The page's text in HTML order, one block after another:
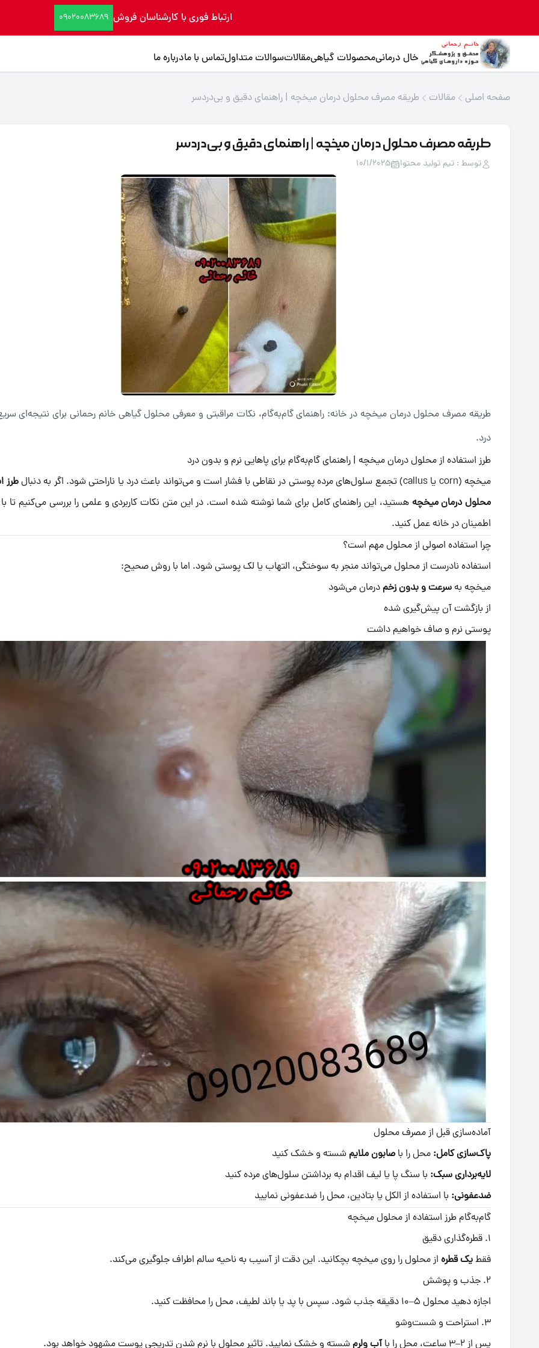
ارتباط فوری با کارشناسان فروش 09020083689
خال درمانیمحصولات گیاهیمقالاتسوالات متداولتماس با مادرباره ما
صفحه اصلی مقالات طریقه مصرف محلول درمان میخچه | راهنمای دقیق و بی‌دردسر
طریقه مصرف محلول درمان میخچه | راهنمای دقیق و بی‌دردسر
توسط : تیم تولید محتوا 10/1/2025
طریقه مصرف محلول درمان میخچه در خانه: راهنمای گام‌به‌گام، نکات مراقبتی و معرفی محلول گیاهی خانم رحمانی برای نتیجه‌ای
درد.
طرز استفاده از محلول درمان میخچه | راهنمای گام‌به‌گام برای پاهایی نرم و بدون درد
میخچه (corn یا callus) تجمع سلول‌های مرده پوستی در نقاطی با فشار است و می‌تواند باعث درد یا ناراحتی شود. اگر به دنبال
طرز
محلول درمان میخچه هستید، این راهنمای کامل برای شما نوشته شده است. در این متن نکات کاربردی و علمی را بررسی می‌کنیم تا
اطمینان در خانه عمل کنید.
چرا استفاده اصولی از محلول مهم است؟
استفاده نادرست از محلول می‌تواند منجر به سوختگی، التهاب یا لک پوستی شود. اما با روش صحیح:
میخچه بهسرعت و بدون زخمدرمان می‌شود
از بازگشت آن پیش‌گیری شده
پوستی نرم و صاف خواهیم داشت
آماده‌سازی قبل از مصرف محلول
پاک‌سازی کامل: محل را باصابون ملایمشسته و خشک کنید
لایه‌برداری سبک: با سنگ پا یا لیف اقدام به برداشتن سلول‌های مرده کنید
ضدعفونی: با استفاده از الکل یا بتادین، محل را ضدعفونی نمایید
گام‌به‌گام طرز استفاده از محلول میخچه
۱. قطره‌گذاری دقیق
فقطیک قطره از محلول را روی میخچه بچکانید. این دقت از آسیب به ناحیه سالم اطراف جلوگیری می‌کند.
۲. جذب و پوشش
اجازه دهید محلول ۵–۱۰ دقیقه جذب شود. سپس با پد یا باند لطیف، محل را محافظت کنید.
۳. استراحت و شست‌وشو
پس از ۲–۳ ساعت، محل را با
آب ولرمشسته و خشک نمایید. تاثیر محلول با نرم شدن تدریجی پوست مشهود خواهد بود.